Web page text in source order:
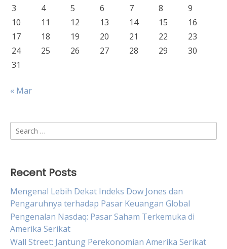
3
4 5 6 7 8
9
10
11 12 13 14 15
16
17
18 19 20 21 22
23
24
25 26 27 28 29
30
31
« Mar
Search
for:
Recent Posts
Mengenal Lebih Dekat Indeks Dow Jones dan
Pengaruhnya terhadap Pasar Keuangan Global
Pengenalan Nasdaq: Pasar Saham Terkemuka di
Amerika Serikat
Wall Street: Jantung Perekonomian Amerika Serikat